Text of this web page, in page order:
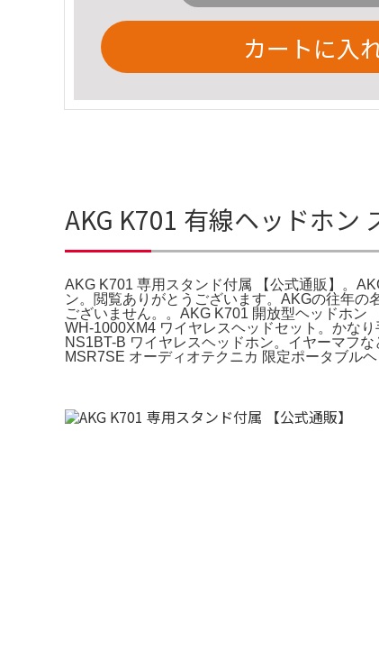
カートに入
AKG K701 有線ヘッドホン
AKG K701 専用スタンド付属 【公式通販】。
ン。閲覧ありがとうございます。AKGの往年
ございません。。AKG K701 開放型ヘッドホン
WH-1000XM4 ワイヤレスヘッドセット。かな
NS1BT-B ワイヤレスヘッドホン。イヤーマフ
MSR7SE オーディオテクニカ 限定ポータブル